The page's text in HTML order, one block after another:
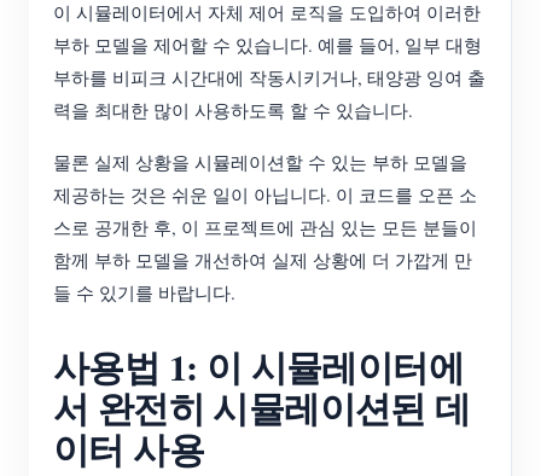
이 시뮬레이터에서 자체 제어 로직을 도입하여 이러한
부하 모델을 제어할 수 있습니다. 예를 들어, 일부 대형
부하를 비피크 시간대에 작동시키거나, 태양광 잉여 출
력을 최대한 많이 사용하도록 할 수 있습니다.
물론 실제 상황을 시뮬레이션할 수 있는 부하 모델을
제공하는 것은 쉬운 일이 아닙니다. 이 코드를 오픈 소
스로 공개한 후, 이 프로젝트에 관심 있는 모든 분들이
함께 부하 모델을 개선하여 실제 상황에 더 가깝게 만
들 수 있기를 바랍니다.
사용법 1: 이 시뮬레이터에
서 완전히 시뮬레이션된 데
이터 사용